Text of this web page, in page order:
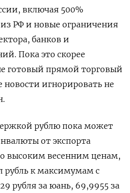
включая 500%
РФ и новые ограничения
банков и
Пока это скорее
готовый прямой торговый
новости игнорировать не
‌рублю пока может
от экспорта
высоким весенним ценам,
рубль к ‌максимумам с
рубля за юань, 69,9955 за